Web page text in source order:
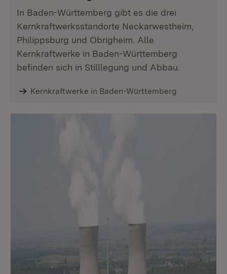
In Baden-Württemberg gibt es die drei
Kernkraftwerksstandorte Neckarwestheim,
Philippsburg und Obrigheim. Alle
Kernkraftwerke in Baden-Württemberg
befinden sich in Stilllegung und Abbau.
Kernkraftwerke in Baden-Württemberg